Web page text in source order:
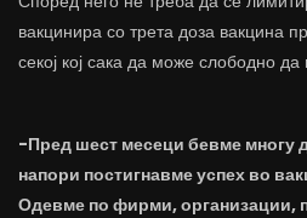
вакцинира со трета доза вакцина
секој кој сака да може слободно
-Пред шест месеци бевме многу
напори постигнавме успех во
Одевме по фирми, организации,